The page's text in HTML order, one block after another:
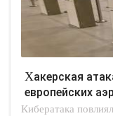
Хакерская атака нарушила работу ряда
европейских
Кибератака